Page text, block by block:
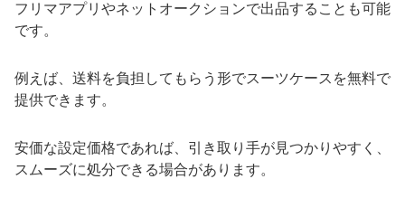
フリマアプリやネットオークションで出品することも可能
です。
例えば、送料を負担してもらう形でスーツケースを無料で
提供できます。
安価な設定価格であれば、引き取り手が見つかりやすく、
スムーズに処分できる場合があります。